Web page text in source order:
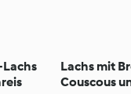
Lachs mit
Couscous